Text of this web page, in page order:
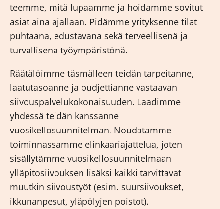
teemme, mitä lupaamme ja hoidamme sovitut
asiat aina ajallaan. Pidämme yrityksenne tilat
puhtaana, edustavana sekä terveellisenä ja
turvallisena työympäristönä.
Räätälöimme täsmälleen teidän tarpeitanne,
laatutasoanne ja budjettianne vastaavan
siivouspalvelukokonaisuuden. Laadimme
yhdessä teidän kanssanne
vuosikellosuunnitelman. Noudatamme
toiminnassamme elinkaariajattelua, joten
sisällytämme vuosikellosuunnitelmaan
ylläpitosiivouksen lisäksi kaikki tarvittavat
muutkin siivoustyöt (esim. suursiivoukset,
ikkunanpesut, yläpölyjen poistot).